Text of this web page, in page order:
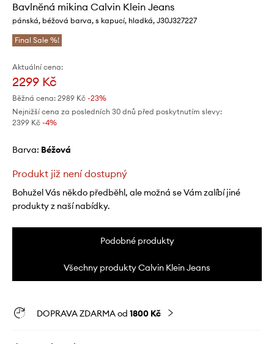
Bavlněná mikina Calvin Klein Jeans
pánská, béžová barva, s kapucí, hladká, J30J327227
Final Sale %!
Aktuální cena:
2299 Kč
Běžná cena: 2989 Kč -23%
Nejnižší cena za posledních 30 dnů před poskytnutím slevy:
2399 Kč -4%
Barva: béžová
Produkt již není dostupný
Bohužel Vás někdo předběhl, ale možná se Vám zalíbí jiné
produkty z naší nabídky.
Podobné produkty
Všechny produkty Calvin Klein Jeans
DOPRAVA ZDARMA od 1800 Kč